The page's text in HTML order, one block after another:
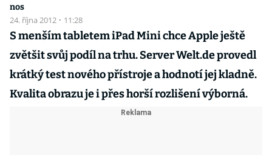
nos
24. října 2012 · 11:28
S menším tabletem iPad Mini chce Apple ještě
zvětšit svůj podíl na trhu. Server Welt.de provedl
krátký test nového přístroje a hodnotí jej kladně.
Kvalita obrazu je i přes horší rozlišení výborná.